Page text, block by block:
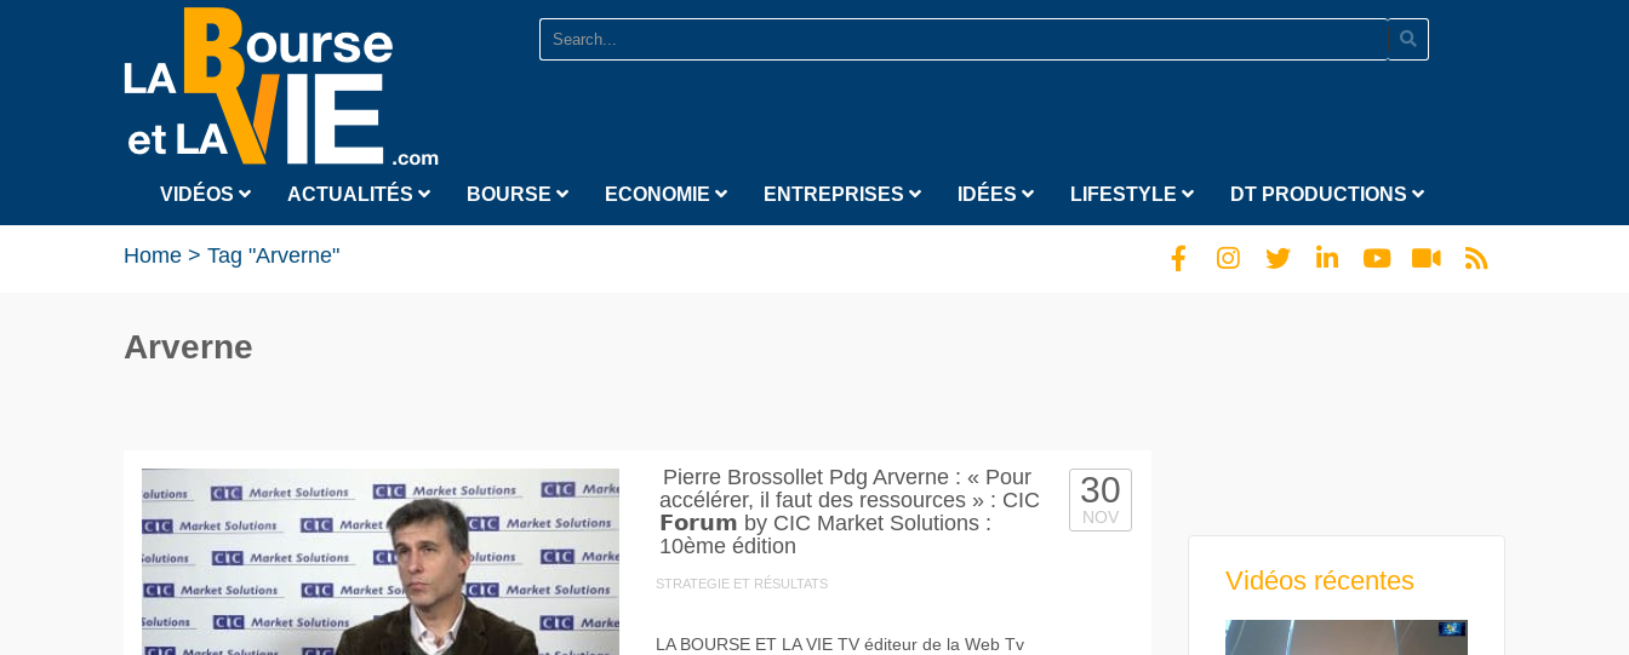
VIDÉOS ACTUALITÉS BOURSE ECONOMIE ENTREPRISES IDÉES LIFESTYLE DT PRODUCTIONS
Home > Tag "Arverne"
Arverne
Pierre Brossollet Pdg Arverne : « Pour
accélérer, il faut des ressources » : CIC
𝗙𝗼𝗿𝘂𝗺 by CIC Market Solutions :
10ème édition
STRATEGIE ET RÉSULTATS
30
NOV
LA BOURSE ET LA VIE TV éditeur de la Web Tv
Vidéos récentes